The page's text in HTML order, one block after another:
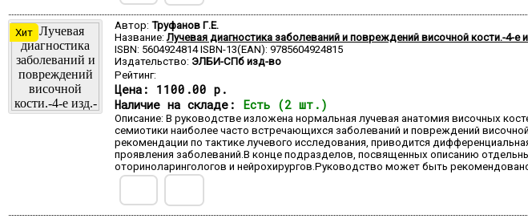
Хит
Автор: Труфанов Г.Е.
Название:Лучевая диагностика заболеваний и повреждений височной кости.-4-е
ISBN: 5604924814 ISBN-13(EAN): 9785604924815
Издательство: ЭЛБИ-СПб изд-во
Рейтинг:
Цена: 1100.00 р.
Наличие на складе: Есть (2 шт.)
Описание: В руководстве изложена нормальная лучевая анатомия височных
семиотики наиболее часто встречающихся заболеваний и повреждений
рекомендации по тактике лучевого исследования, приводится
проявления заболеваний.В конце подразделов, посвященных описанию
оториноларингологов и нейрохирургов.Руководство может быть